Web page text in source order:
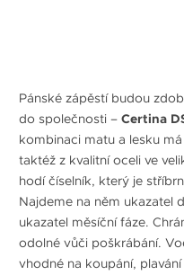
Pánské zápěstí budou
do společnosti – Certina
kombinaci matu a lesku
taktéž z kvalitní oceli ve
hodí číselník, který je
Najdeme na něm ukazatel
ukazatel měsíční fáze.
odolné vůči poškrábání.
vhodné na koupání,